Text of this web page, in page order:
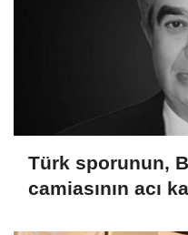
Türk sporunun,
camiasının acı